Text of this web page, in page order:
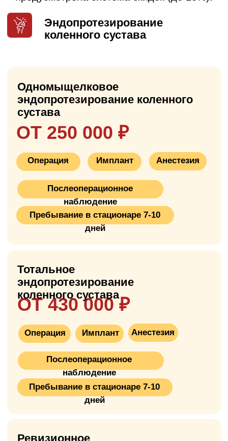
✓бесплатный Wi-Fi
✓кондиционер
уход медсестры
кнопка вызова медсестры
это операция по замене повреждённого
коленного сустава на искусственный
протез. Процедура выполняется при
развитом остеоартрозе, ревматоидном
артрите или после травм, когда хрящ
сустава уже не восстанавливается и боли
сильно ограничивают жизнь. Операция на
коленном суставе —одна из самых
эффективных в ортопедии: около 90%
активной жизни, ходят без костылей и
Что такое
эндопротезирование
коленного сустава?